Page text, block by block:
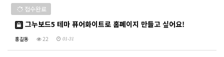
접수완료
그누보드5 테마 퓨어화이트로 홈페이지 만들고 싶어요!
홍길동 22 01-31